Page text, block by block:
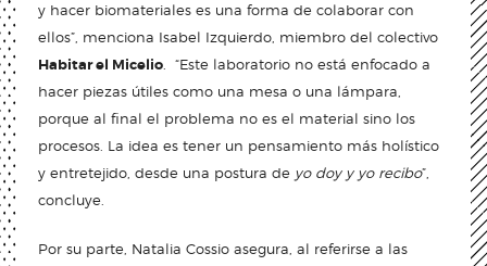
y hacer biomateriales es una forma de colaborar con
ellos”, menciona Isabel Izquierdo, miembro del colectivo
Habitar el Micelio. “Este laboratorio no está enfocado a
hacer piezas útiles como una mesa o una lámpara,
porque al final el problema no es el material sino los
procesos. La idea es tener un pensamiento más holístico
y entretejido, desde una postura de yo doy y yo recibo”,
concluye.
Por su parte, Natalia Cossio asegura, al referirse a las